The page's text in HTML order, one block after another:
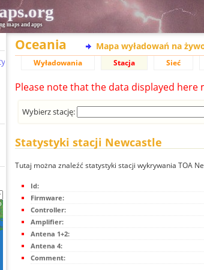
maps and apps
Oceania Mapa wyładowań na
Wyładowania Stacja Sieć
Please note that the data displayed
Wybierz stację:
Statystyki stacji Newcastle
Tutaj można znaleźć statystyki stacji wykrywania TOA
Id:
Firmware:
Controller:
Amplifier:
Antena 1+2:
Antena 4:
Comment: